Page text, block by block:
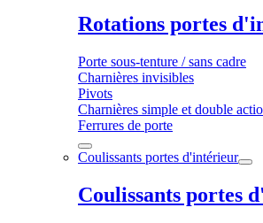
Rotations portes
Porte sous-tenture / sans cadre
Charnières invisibles
Pivots
Charnières simple et double
Ferrures de porte
Coulissants portes d'intérieur
Coulissants portes